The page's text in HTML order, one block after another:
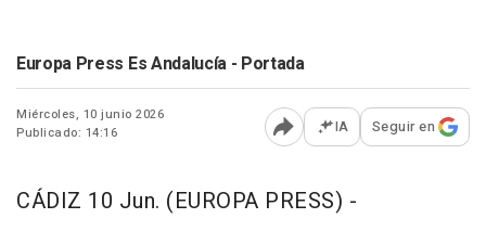
Europa Press Es Andalucía - Portada
Miércoles, 10 junio 2026
Publicado: 14:16
Abrir opciones para
IA Seguir en
CÁDIZ 10 Jun. (EUROPA PRESS) -